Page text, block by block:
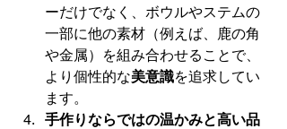
ーだけでなく、ボウルやステムの
一部に他の素材（例えば、鹿の角
や金属）を組み合わせることで、
より個性的な美意識を追求してい
ます。
手作りならではの温かみと高い品